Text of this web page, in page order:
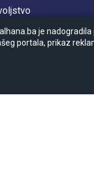
MBS
je
portala, prikaz